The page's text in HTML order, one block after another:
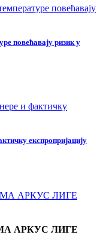
повећавају ризик у
експропријацију
АРКУС ЛИГЕ